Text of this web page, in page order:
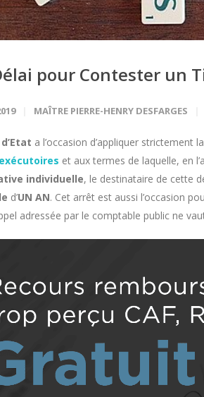
pour Contester un
MAÎTRE PIERRE-HENRY DESFARGES
a l’occasion d’appliquer strictement
et aux termes de laquelle, en
individuelle, le destinataire de cette
d’UN AN. Cet arrêt est aussi l’occasion
adressée par le comptable public ne